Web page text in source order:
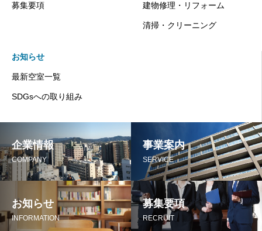
募集要項 建物修理・リフォーム
清掃・クリーニング
お知らせ
最新空室一覧
SDGsへの取り組み
企業情報
COMPANY
事業案内
SERVICE
お知らせ
INFORMATION
募集要項
RECRUIT